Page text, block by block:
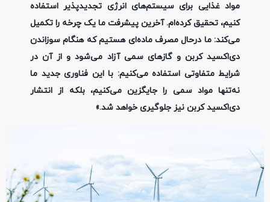
مواد غذایی برای سیستم‌های انرژی تجدیدپذیر استفاده
کنیم، تحقیق کرده‌ام. آخرین پیشرفت ما یک چرخه را تکمیل
می‌کند: ما درحال مصرف ماده‌ای هستیم که هنگام سوزاندن
دی‌اکسید کربن و گازهای سمی آزاد می‌شود و از آن در
شرایط متفاوتی استفاده می‌کنیم: با این فناوری جدید ما
نه‌تنها مواد سمی را جایگزین می‌کنیم، بلکه از انتشار
دی‌اکسید کربن نیز جلوگیری خواهد شد.»